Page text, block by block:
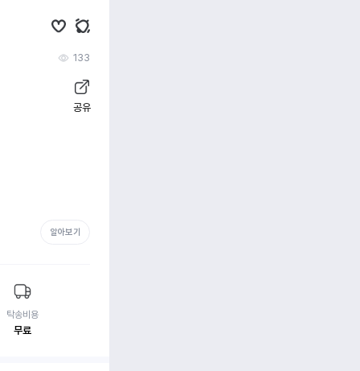
133
공유
알아보기
탁송비용
무료